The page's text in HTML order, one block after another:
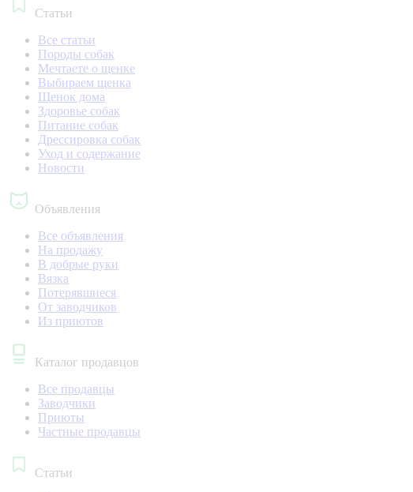
Статьи
Все статьи
Породы собак
Мечтаете о щенке
Выбираем щенка
Щенок дома
Здоровье собак
Питание собак
Дрессировка собак
Уход и содержание
Новости
Объявления
Все объявления
На продажу
В добрые руки
Вязка
Потерявшиеся
От заводчиков
Из приютов
Каталог продавцов
Все продавцы
Заводчики
Приюты
Частные продавцы
Статьи